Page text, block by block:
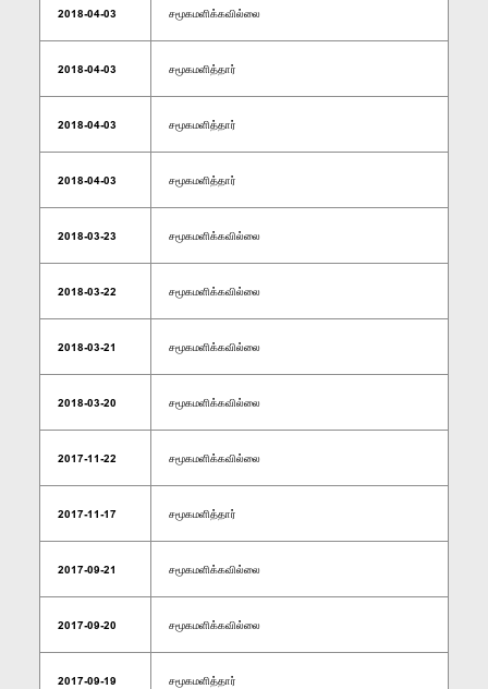
2018-04-03 சமூகமளிக்கவில்லை
2018-04-03 சமூகமளித்தார்
2018-04-03 சமூகமளித்தார்
2018-04-03 சமூகமளித்தார்
2018-03-23 சமூகமளிக்கவில்லை
2018-03-22 சமூகமளிக்கவில்லை
2018-03-21 சமூகமளிக்கவில்லை
2018-03-20 சமூகமளிக்கவில்லை
2017-11-22 சமூகமளிக்கவில்லை
2017-11-17 சமூகமளித்தார்
2017-09-21 சமூகமளிக்கவில்லை
2017-09-20 சமூகமளிக்கவில்லை
2017-09-19 சமூகமளித்தார்